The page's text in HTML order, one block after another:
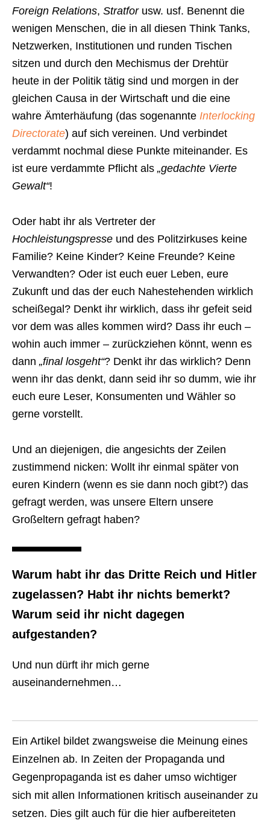
Foreign Relations, Stratforusw. usf. Benennt die
wenigen Menschen, die in all diesen Think Tanks,
Netzwerken, Institutionen und runden Tischen
sitzen und durch den Mechismus der Drehtür
heute in der Politik tätig sind und morgen in der
gleichen Causa in der Wirtschaft und die eine
wahre Ämterhäufung (das sogenannte Interlocking
Directorate) auf sich vereinen. Und verbindet
verdammt nochmal diese Punkte miteinander. Es
ist eure verdammte Pflicht als „gedachte Vierte
Gewalt“!
Oder habt ihr als Vertreter der
Hochleistungspresse und des Politzirkuses keine
Familie? Keine Kinder? Keine Freunde? Keine
Verwandten? Oder ist euch euer Leben, eure
Zukunft und das der euch Nahestehenden wirklich
scheißegal? Denkt ihr wirklich, dass ihr gefeit seid
vor dem was alles kommen wird? Dass ihr euch –
wohin auch immer – zurückziehen könnt, wenn es
dann „final losgeht“? Denkt ihr das wirklich? Denn
wenn ihr das denkt, dann seid ihr so dumm, wie ihr
euch eure Leser, Konsumenten und Wähler so
gerne vorstellt.
Und an diejenigen, die angesichts der Zeilen
zustimmend nicken: Wollt ihr einmal später von
euren Kindern (wenn es sie dann noch gibt?) das
gefragt werden, was unsere Eltern unsere
Großeltern gefragt haben?
Warum habt ihr das Dritte Reich und Hitler
zugelassen? Habt ihr nichts bemerkt?
Warum seid ihr nicht dagegen
aufgestanden?
Und nun dürft ihr mich gerne
auseinandernehmen…
Ein Artikel bildet zwangsweise die Meinung eines
Einzelnen ab. In Zeiten der Propaganda und
Gegenpropaganda ist es daher umso wichtiger
sich mit allen Informationen kritisch auseinander zu
setzen. Dies gilt auch für die hier aufbereiteten